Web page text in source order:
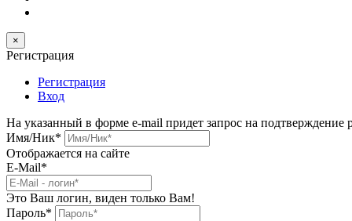
×
Регистрация
Регистрация
Вход
На указанный в форме e-mail придет запрос на подтверждение
Имя/Ник*
Отображается на сайте
E-Mail*
Это Ваш логин, виден только Вам!
Пароль*